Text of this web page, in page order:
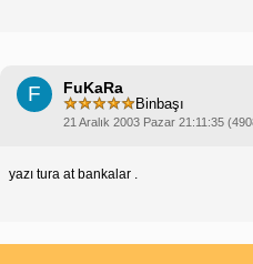
farklı bankaları
Ziraat Bankası,
Türkiye'de itibarlı ve
F FuKaRa
Binbaşı
21 Aralık 2003 Pazar 21:11:35
yazı tura at bankalar .